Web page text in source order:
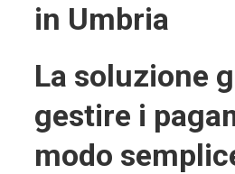
in Umbria
La soluzione
gestire i
modo